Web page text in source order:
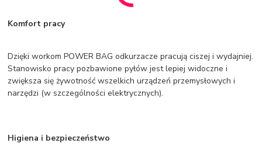
Komfort pracy
Dzięki workom POWER BAG odkurzacze pracują ciszej i wydajniej.
Stanowisko pracy pozbawione pyłów jest lepiej widoczne i
zwiększa się żywotność wszelkich urządzeń przemysłowych i
narzędzi (w szczególności elektrycznych).
Higiena i bezpieczeństwo